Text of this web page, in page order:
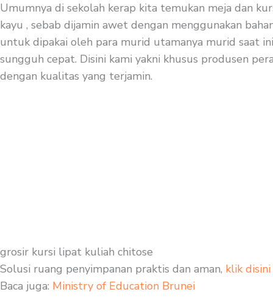
Umumnya di sekolah kerap kita temukan meja dan
kayu , sebab dijamin awet dengan menggunakan
untuk dipakai oleh para murid utamanya murid saat
sungguh cepat. Disini kami yakni khusus produsen
dengan kualitas yang terjamin.
grosir kursi lipat kuliah chitose
Solusi ruang penyimpanan praktis dan aman, klik disini
Baca juga: Ministry of Education Brunei